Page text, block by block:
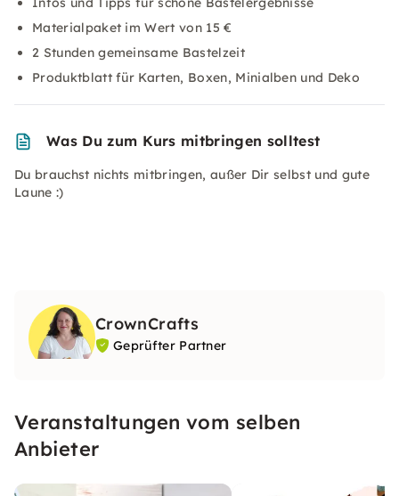
Materialpaket im Wert von 15 €
2 Stunden gemeinsame Bastelzeit
Produktblatt für Karten, Boxen, Minialben und Deko
Was Du zum Kurs mitbringen solltest
Du brauchst nichts mitbringen, außer Dir selbst und gute
Laune :)
CrownCrafts
Geprüfter Partner
Veranstaltungen vom selben
Anbieter